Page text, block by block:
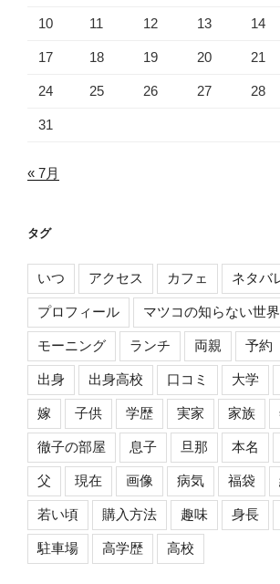
10 11 12 13 14
17 18 19 20 21
24 25 26 27 28
31
« 7月
タグ
いつ アクセス カフェ ネタバ
プロフィール マツコの知らない世界
モーニング ランチ 両親 予約
出身 出身高校 口コミ 大学
嫁 子供 学歴 実家 家族
徹子の部屋 息子 旦那 本名
父 現在 画像 病気 福袋
若い頃 購入方法 趣味 身長
駐車場 高学歴 高校